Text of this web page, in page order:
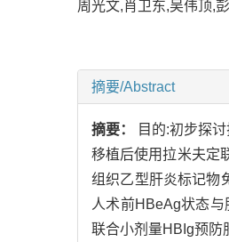
周光文,肖卫东,吴伟顶,
摘要/Abstract
摘要：
目的:初步探
移植后使用拉米夫定
组织乙型肝炎标记物
人术前HBeAg状态
联合小剂量HBIg预防